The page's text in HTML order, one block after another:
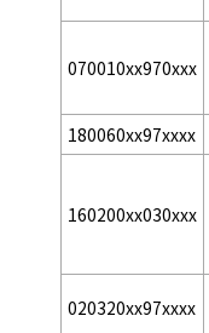
070010xx970xxx
180060xx97xxxx
160200xx030xxx
020320xx97xxxx